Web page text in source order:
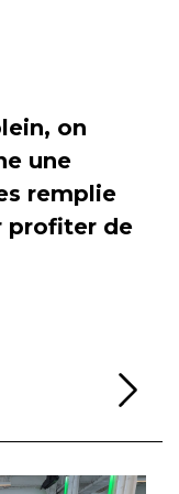
on
une
remplie
profiter de